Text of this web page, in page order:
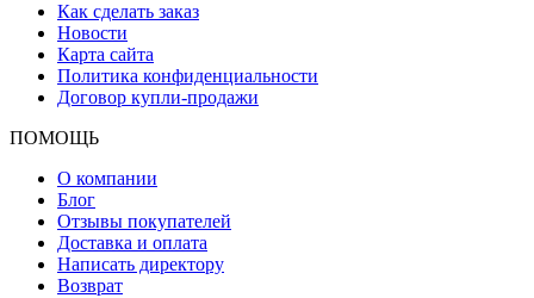
Как сделать заказ
Новости
Карта сайта
Политика конфиденциальности
Договор купли-продажи
ПОМОЩЬ
О компании
Блог
Отзывы покупателей
Доставка и оплата
Написать директору
Возврат